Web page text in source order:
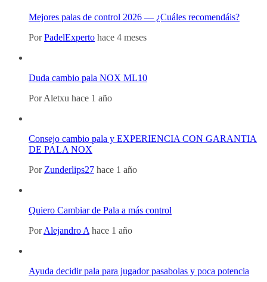
Mejores palas de control 2026 — ¿Cuáles recomendáis?
PorPadelExperto hace 4 meses
Duda cambio pala NOX ML10
PorAletxu hace 1 año
Consejo cambio pala y EXPERIENCIA CON GARANTIA
DE PALA NOX
Por Zunderlips27 hace 1 año
Quiero Cambiar de Pala a más control
PorAlejandro A hace 1 año
Ayuda decidir pala para jugador pasabolas y poca potencia